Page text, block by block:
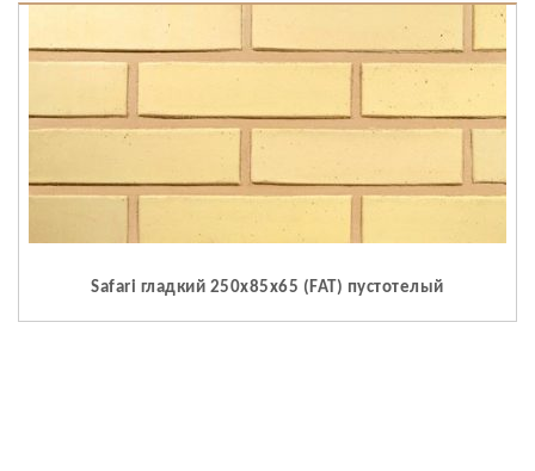
Safari гладкий 250x85x65 (FAT) пустотелый